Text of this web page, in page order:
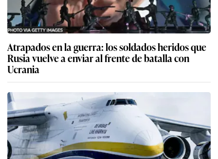
Atrapados en la guerra: los soldados heridos que
Rusia vuelve a enviar al frente de batalla con
Ucrania